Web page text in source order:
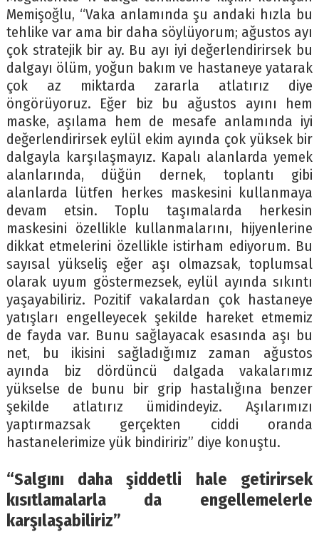
Memişoğlu, “Vaka anlamında şu andaki hızla bu
tehlike var ama bir daha söylüyorum; ağustos ayı
çok stratejik bir ay. Bu ayı iyi değerlendirirsek bu
dalgayı ölüm, yoğun bakım ve hastaneye yatarak
çok az miktarda zararla atlatırız diye
öngörüyoruz. Eğer biz bu ağustos ayını hem
maske, aşılama hem de mesafe anlamında iyi
değerlendirirsek eylül ekim ayında çok yüksek bir
dalgayla karşılaşmayız. Kapalı alanlarda yemek
alanlarında, düğün dernek, toplantı gibi
alanlarda lütfen herkes maskesini kullanmaya
devam etsin. Toplu taşımalarda herkesin
maskesini özellikle kullanmalarını, hijyenlerine
dikkat etmelerini özellikle istirham ediyorum. Bu
sayısal yükseliş eğer aşı olmazsak, toplumsal
olarak uyum göstermezsek, eylül ayında sıkıntı
yaşayabiliriz. Pozitif vakalardan çok hastaneye
yatışları engelleyecek şekilde hareket etmemiz
de fayda var. Bunu sağlayacak esasında aşı bu
net, bu ikisini sağladığımız zaman ağustos
ayında biz dördüncü dalgada vakalarımız
yükselse de bunu bir grip hastalığına benzer
şekilde atlatırız ümidindeyiz. Aşılarımızı
yaptırmazsak gerçekten ciddi oranda
hastanelerimize yük bindiririz” diye konuştu.
“Salgını daha şiddetli hale getirirsek
kısıtlamalarla da engellemelerle
karşılaşabiliriz”